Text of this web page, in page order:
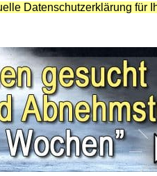
Datenschutzerklärung für